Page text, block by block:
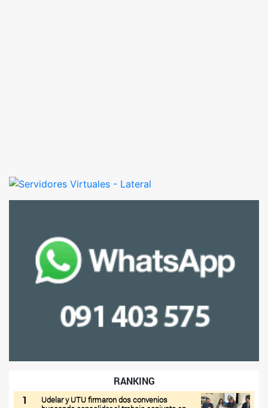
RANKING
1
Udelar y UTU firmaron dos convenios